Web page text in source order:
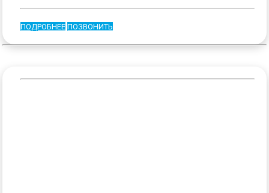
ПОДРОБНЕЕ ПОЗВОНИТЬ